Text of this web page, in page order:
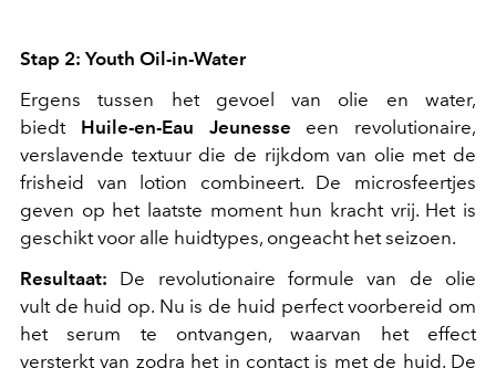
Stap 2: Youth Oil-in-Water
Ergens tussen het gevoel van olie en water,
biedt Huile-en-Eau Jeunesse een revolutionaire,
verslavende textuur die de rijkdom van olie met de
frisheid van lotion combineert. De microsfeertjes
geven op het laatste moment hun kracht vrij. Het is
geschikt voor alle huidtypes, ongeacht het seizoen.
Resultaat: De revolutionaire formule van de olie
vult de huid op. Nu is de huid perfect voorbereid om
het serum te ontvangen, waarvan het effect
versterkt van zodra het in contact is met de huid. De